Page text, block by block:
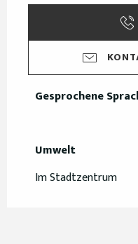
Gesprochene
Gesprochene
Umwelt
Umwelt
Im Stadtzentrum